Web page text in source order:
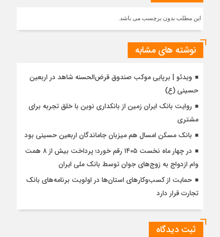
این مطلب بدون برچسب می باشد.
نوشته های مشابه
ویدئو | برپایی موکب صندوق قرض‌الحسنه شاهد در اربعین
حسینی (ع)
روایت بانک ایران زمین از بانکداری نوین با خلق تجربه برای
مشتری
بانک مسکن امسال هم میزبان جاماندگان اربعین حسینی بود
در چهار ماه نخست ۱۴۰۵ رقم خورد؛ پرداخت بیش از ۸ همت
وام ازدواج به زوج‌های جوان توسط بانک ملی ایران
حمایت از کسب‌وکارهای استان‌ها در اولویت برنامه‌های بانک
تجارت قرار دارد
ثبت دیدگاه